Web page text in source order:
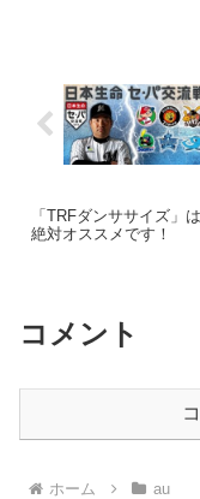
「TRFダンササイズ」
絶対オススメです！
コメント
ホーム au